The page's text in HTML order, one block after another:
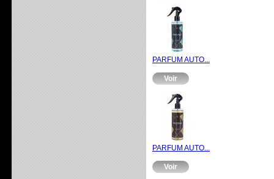
PARFUM AUTO...
Voir
PARFUM AUTO...
Voir